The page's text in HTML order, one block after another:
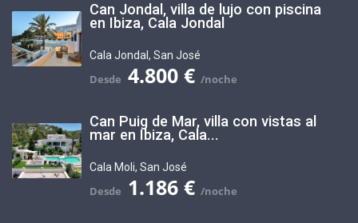
Can Jondal, villa de lujo con piscina
en Ibiza, Cala Jondal
Cala Jondal,San José
4.800 €
Can Puig de Mar, villa con vistas al
mar en Ibiza, Cala...
Cala Moli,San José
1.186 €